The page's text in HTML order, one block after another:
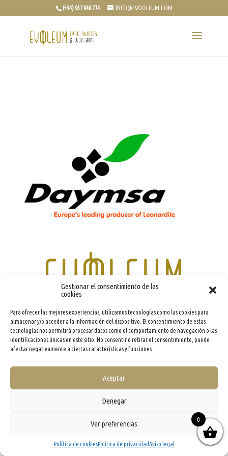
Gestionar el consentimiento de las
cookies
Para ofrecer las mejores experiencias, utilizamos tecnologías como las cookies para
almacenar y/o acceder a la información del dispositivo. El consentimiento de estas
tecnologías nos permitirá procesar datos como el comportamiento de navegación o las
identificaciones únicas en este sitio. No consentir o retirar el consentimiento, puede
afectar negativamente a ciertas características y funciones.
Aceptar
Denegar
Ver preferencias
Política de cookiesPolítica de privacidadAviso legal
(+34) 957 040 774 INFO@EVOOLEUM.COM
info@evooleum.com · Tel. (+34) 957 040 774 · Aviso legal·Política de Cookies·Política de
Privacidad·Condiciones generales de contratación
0